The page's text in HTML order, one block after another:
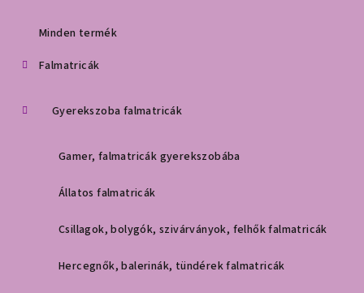
Minden termék
Falmatricák
Gyerekszoba falmatricák
Gamer, falmatricák gyerekszobába
Állatos falmatricák
Csillagok, bolygók, szivárványok, felhők falmatricák
Hercegnők, balerinák, tündérek falmatricák